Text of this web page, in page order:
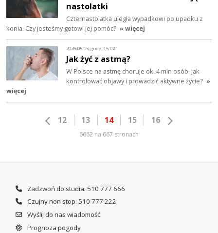
nastolatki
Czternastolatka uległa wypadkowi po upadku z
konia. Czy jesteśmy gotowi jej pomóc? » więcej
2026-05-05, godz. 15:02
Jak żyć z astmą?
W Polsce na astmę choruje ok. 4 mln osób. Jak
kontrolować objawy i prowadzić aktywne życie? »
więcej
12 13 14 15 16
6662 na 667 stronach
Zadzwoń do studia: 510 777 666
Czujny non stop: 510 777 222
Wyślij do nas wiadomość
Prognoza pogody